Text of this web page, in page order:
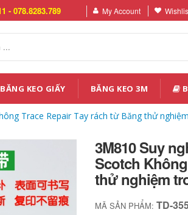
- 078.8283.789 My Account
BĂNG KEO GIẤY BĂNG KEO 3M
Trace Repair Tay rách từ Băng thử
3M810 Suy
Scotch
thử nghiệm
MÃ SẢN PHẨM:TD-